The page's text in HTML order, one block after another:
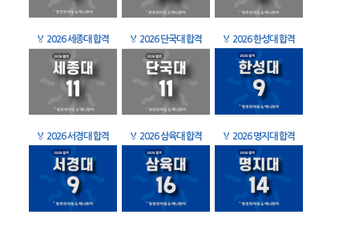
🏅 2026 세종대 합격 🏅 2026 단국대 합격 🏅 2026 한성대 합격
🏅 2026 서경대 합격 🏅 2026 삼육대 합격 🏅 2026 명지대 합격